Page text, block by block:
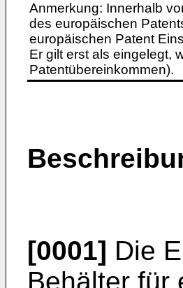
Anmerkung: Innerhalb
des europäischen
europäischen Patent
Er gilt erst als eingelegt,
Patentübereinkommen).
[0001] Die
Behälter für